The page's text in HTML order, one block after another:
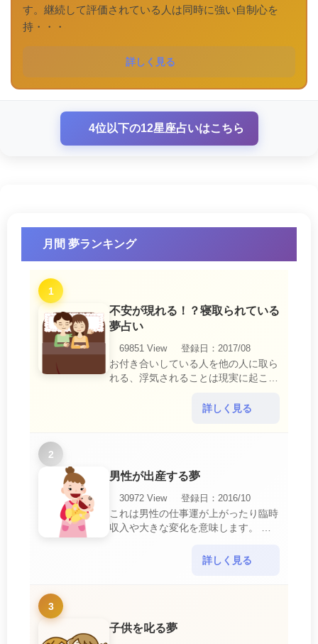
す。継続して評価されている人は同時に強い自制心を
持・・・
詳しく見る
4位以下の12星座占いはこちら
月間 夢ランキング
1
不安が現れる！？寝取られている
夢占い
69851 View
登録日：2017/08
お付き合いしている人を他の人に取ら
れる、浮気されることは現実に起こる
いにおいて、『寝取られている』夢
詳しく見る
2
男性が出産する夢
30972 View
登録日：2016/10
これは男性の仕事運が上がったり臨時
収入や大きな変化を意味します。 喜
ればあり得ない事が起きるのでビック
詳しく見る
3
子供を叱る夢